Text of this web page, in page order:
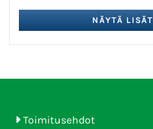
Toimitusehdot